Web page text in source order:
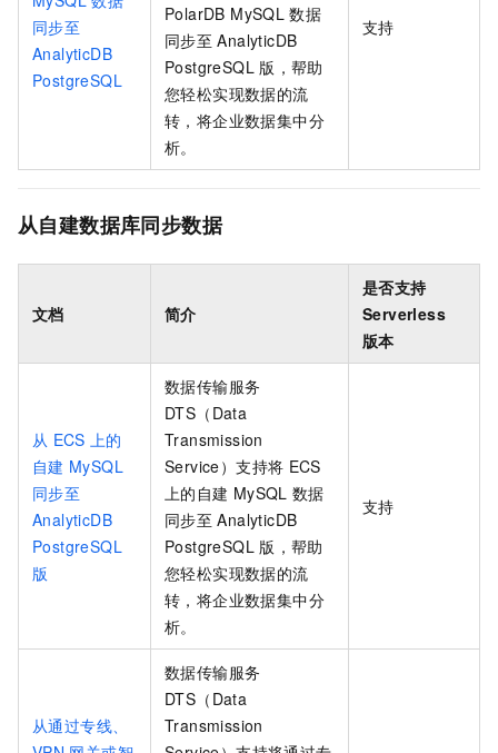
同步至
AnalyticDB
PostgreSQL
PolarDB MySQL 数据
同步至 AnalyticDB
PostgreSQL 版 ，帮助
您轻松实现数据的流
转，将企业数据集中分
析。
支持
从自建数据库同步数据
文档 简介
是否支持
Serverless
版本
从 ECS 上的
自建 MySQL
同步至
AnalyticDB
PostgreSQL
版
数据传输服务
DTS（Data
Transmission
Service）支持将 ECS
上的自建 MySQL 数据
同步至 AnalyticDB
PostgreSQL 版 ，帮助
您轻松实现数据的流
转，将企业数据集中分
析。
支持
从通过专线、
数据传输服务
DTS（Data
Transmission